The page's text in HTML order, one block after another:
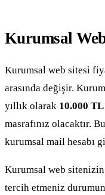
Kurumsal
Kurumsal web sitesi
arasında değişir.
yıllık olarak 10.000
masrafınız olacaktır.
kurumsal mail hesabı
Kurumsal web
tercih etmeniz